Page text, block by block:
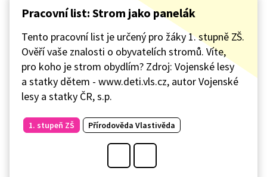
Pracovní list: Strom jako panelák
Tento pracovní list je určený pro žáky 1. stupně ZŠ.
Ověří vaše znalosti o obyvatelích stromů. Víte,
pro koho je strom obydlím? Zdroj: Vojenské lesy
a statky dětem - www.deti.vls.cz, autor Vojenské
lesy a statky ČR, s.p.
1. stupeň ZŠ Přírodověda Vlastivěda